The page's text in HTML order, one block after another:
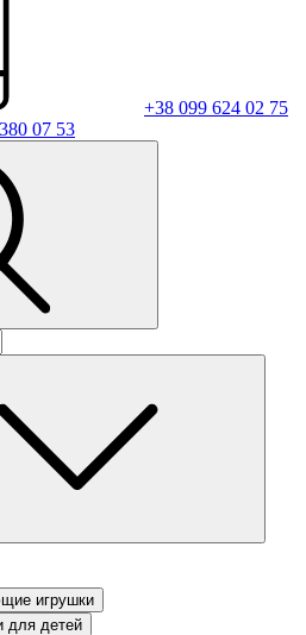
+38 099 624 02 75
07 53
игрушки
для детей